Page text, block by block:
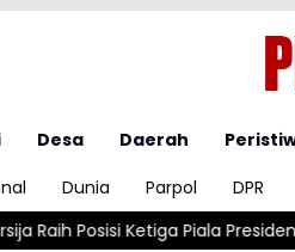
Desa Daerah
Dunia Parpol DPR
Presiden 2026 Persebaya